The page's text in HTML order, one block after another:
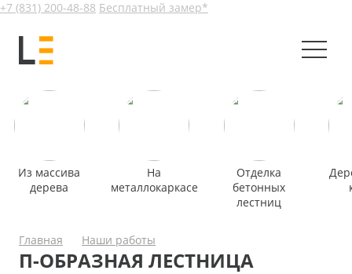
+7 (831) 200-48-88 Бесплатный замер*
Из массива
дерева
На
металлокаркасе
Отделка
бетонных
лестниц
Главная Наши работы
П-ОБРАЗНАЯ ЛЕСТНИЦА